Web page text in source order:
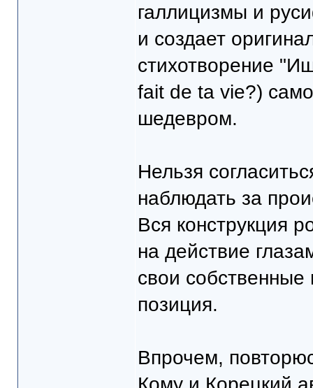
галлицизмы и
и создает
стихотворение
fait de ta vie?)
шедевром.
Нельзя
наблюдать за
Вся конструкция
на действие
свои
позиция.
Впрочем,